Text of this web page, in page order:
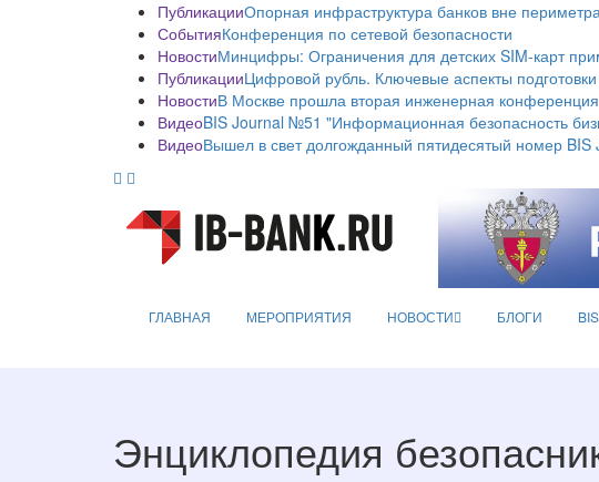
ПубликацииОпорная инфраструктура банков вне
СобытияКонференция по сетевой безопасности
НовостиМинцифры: Ограничения для детских SIM-карт
ПубликацииЦифровой рубль. Ключевые аспекты
НовостиВ Москве прошла вторая инженерная
ВидеоBIS Journal №51 "Информационная безопасность
ВидеоВышел в свет долгожданный пятидесятый номер BIS
ГЛАВНАЯ МЕРОПРИЯТИЯ НОВОСТИ БЛОГИ
Энциклопедия